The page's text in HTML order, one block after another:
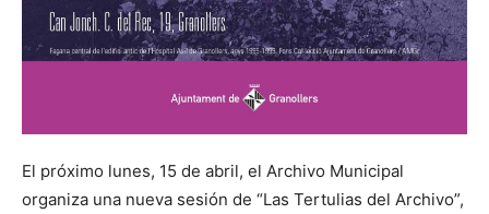
El próximo lunes, 15 de abril, el Archivo Municipal
organiza una nueva sesión de “Las Tertulias del Archivo”,